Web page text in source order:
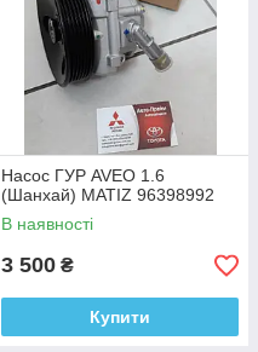
Насос ГУР AVEO 1.6
(Шанхай) MATIZ 96398992
В наявності
3 500 ₴
Купити